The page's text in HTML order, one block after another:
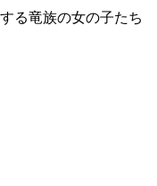
る竜族の女の子たち